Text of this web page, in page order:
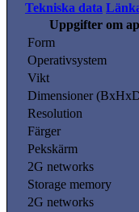
Tekniska data
Uppgifter om
Form
Operativsystem
Vikt
Dimensioner
Resolution
Färger
Pekskärm
2G networks
Storage memory
2G networks